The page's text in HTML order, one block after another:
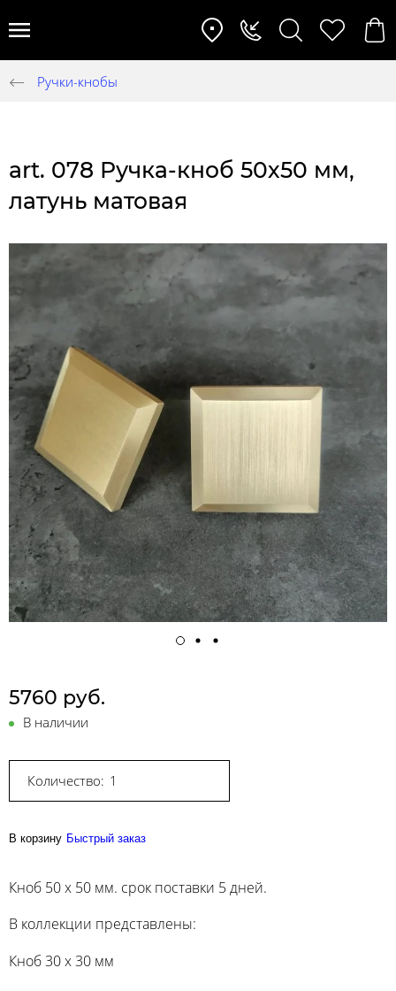
Ручки-кнобы
art. 078 Ручка-кноб 50х50 мм,
латунь матовая
5760 руб.
В наличии
Количество:
В корзину Быстрый заказ
Кноб 50 х 50 мм. срок поставки 5 дней.
В коллекции представлены:
Кноб 30 х 30 мм